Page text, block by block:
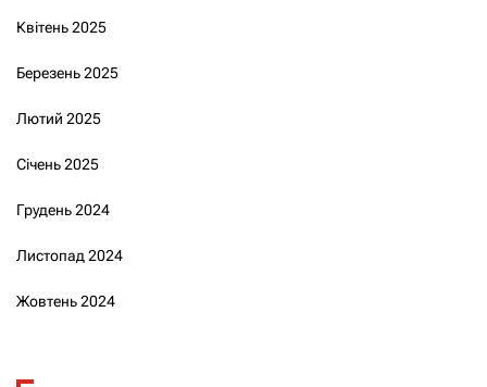
Квітень 2025
Березень 2025
Лютий 2025
Січень 2025
Грудень 2024
Листопад 2024
Жовтень 2024